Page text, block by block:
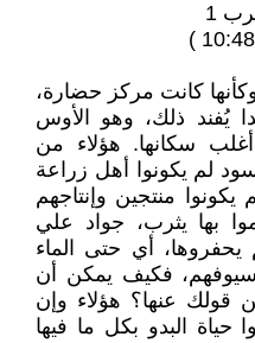
كانت مركز حضارة،
يُفند ذلك، وهو الأوس
أغلب سكانها. هؤلاء من
لم يكونوا أهل زراعة
منتجين وإنتاجهم
بها يثرب، جواد علي
يحفروها، أي حتى الماء
فكيف يمكن أن
قولك عنها؟ هؤلاء وإن
حياة البدو بكل ما فيها